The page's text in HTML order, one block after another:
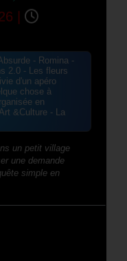
|
- Romina -
2.0 - Les fleurs
d'un apéro
chose à
en
&Culture - La
un petit village
une demande
simple en